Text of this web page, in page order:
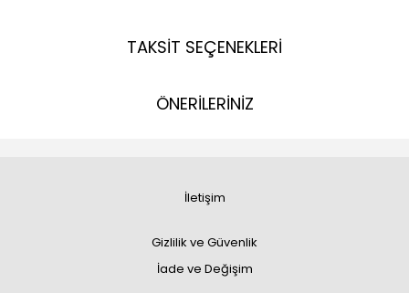
TAKSİT SEÇENEKLERİ
ÖNERİLERİNİZ
İletişim
Gizlilik ve Güvenlik
İade ve Değişim